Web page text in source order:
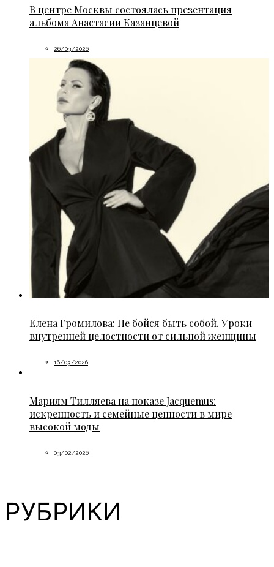
В центре Москвы состоялась презентация
альбома Анастасии Казанцевой
26/03/2026
Елена Громилова: Не бойся быть собой. Уроки
внутренней целостности от сильной женщины
16/03/2026
Мариям Тилляева на показе Jacquemus:
искренность и семейные ценности в мире
высокой моды
03/02/2026
РУБРИКИ